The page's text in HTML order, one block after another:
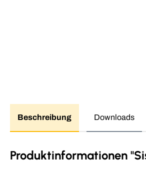
Beschreibung Downloads
Produktinformationen